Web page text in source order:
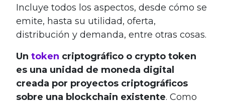
Incluye todos los aspectos, desde cómo se
emite, hasta su utilidad, oferta,
distribución y demanda, entre otras cosas.
Un token criptográfico o crypto token
es una unidad de moneda digital
creada por proyectos criptográficos
sobre una blockchain existente. Como